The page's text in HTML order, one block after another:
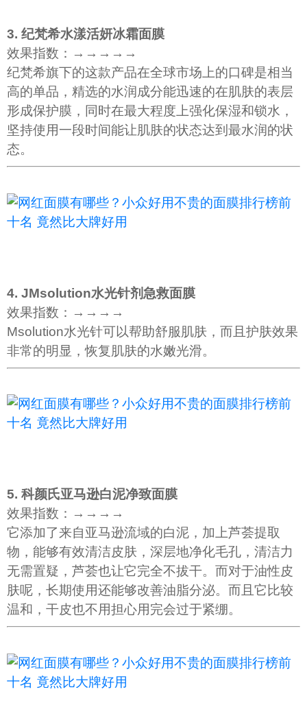
3. 纪梵希水漾活妍冰霜面膜
效果指数：→→→→→
纪梵希旗下的这款产品在全球市场上的口碑是相当
高的单品，精选的水润成分能迅速的在肌肤的表层
形成保护膜，同时在最大程度上强化保湿和锁水，
坚持使用一段时间能让肌肤的状态达到最水润的状
态。
4. JMsolution水光针剂急救面膜
效果指数：→→→→
Msolution水光针可以帮助舒服肌肤，而且护肤效果
非常的明显，恢复肌肤的水嫩光滑。
5. 科颜氏亚马逊白泥净致面膜
效果指数：→→→→
它添加了来自亚马逊流域的白泥，加上芦荟提取
物，能够有效清洁皮肤，深层地净化毛孔，清洁力
无需置疑，芦荟也让它完全不拔干。而对于油性皮
肤呢，长期使用还能够改善油脂分泌。而且它比较
温和，干皮也不用担心用完会过于紧绷。